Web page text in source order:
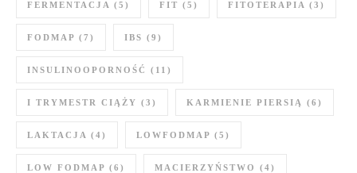
FERMENTACJA (5) FIT (5) FITOTERAPIA (3)
FODMAP (7) IBS (9)
INSULINOOPORNOŚĆ (11)
I TRYMESTR CIĄŻY (3) KARMIENIE PIERSIĄ (6)
LAKTACJA (4) LOWFODMAP (5)
LOW FODMAP (6) MACIERZYŃSTWO (4)